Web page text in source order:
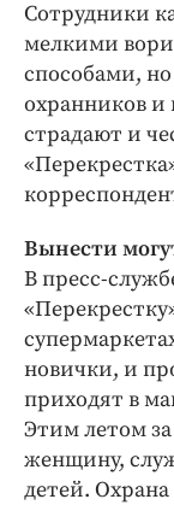
Погода
ПРОЕКТЫ
Блоги
Издания
Клиника
Бренд
Сотрудники
мелкими
способами,
охранников и
страдают и
Вынести
В пресс-
новички, и
приходят в
Этим летом
женщину,
детей.